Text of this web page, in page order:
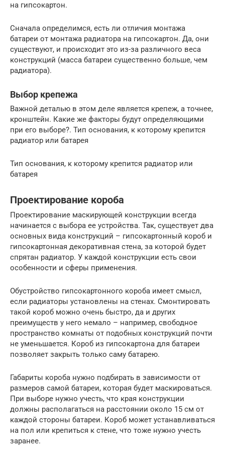
на гипсокартон.
Сначала определимся, есть ли отличия монтажа
батареи от монтажа радиатора на гипсокартон. Да, они
существуют, и происходит это из-за различного веса
конструкций (масса батареи существенно больше, чем
радиатора).
Выбор крепежа
Важной деталью в этом деле является крепеж, а точнее,
кронштейн. Какие же факторы будут определяющими
при его выборе?. Тип основания, к которому крепится
радиатор или батарея
Тип основания, к которому крепится радиатор или
батарея
Проектирование короба
Проектирование маскирующей конструкции всегда
начинается с выбора ее устройства. Так, существует два
основных вида конструкций – гипсокартонный короб и
гипсокартонная декоративная стена, за которой будет
спрятан радиатор. У каждой конструкции есть свои
особенности и сферы применения.
Обустройство гипсокартонного короба имеет смысл,
если радиаторы установлены на стенах. Смонтировать
такой короб можно очень быстро, да и других
преимуществ у него немало – например, свободное
пространство комнаты от подобных конструкций почти
не уменьшается. Короб из гипсокартона для батареи
позволяет закрыть только саму батарею.
Габариты короба нужно подбирать в зависимости от
размеров самой батареи, которая будет маскироваться.
При выборе нужно учесть, что края конструкции
должны располагаться на расстоянии около 15 см от
каждой стороны батареи. Короб может устанавливаться
на пол или крепиться к стене, что тоже нужно учесть
заранее.